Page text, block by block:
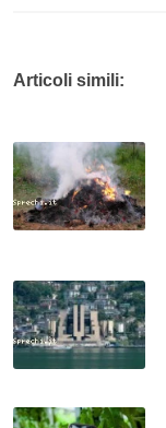
Articoli simili: